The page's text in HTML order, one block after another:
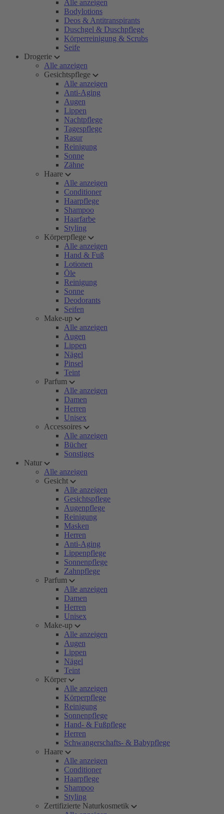
Alle anzeigen
Bodylotions
Deos & Antitranspirants
Duschgel & Duschpflege
Körperreinigung & Scrubs
Seife
Drogerie
Alle anzeigen
Gesichtspflege
Alle anzeigen
Anti-Aging
Augen
Lippen
Nachtpflege
Tagespflege
Rasur
Reinigung
Sonne
Zähne
Haare
Alle anzeigen
Conditioner
Haarpflege
Shampoo
Haarfarbe
Styling
Körperpflege
Alle anzeigen
Hand & Fuß
Lotionen
Öle
Reinigung
Sonne
Deodorants
Seifen
Make-up
Alle anzeigen
Augen
Lippen
Nägel
Pinsel
Teint
Parfum
Alle anzeigen
Damen
Herren
Unisex
Accessoires
Alle anzeigen
Bücher
Sonstiges
Natur
Alle anzeigen
Gesicht
Alle anzeigen
Gesichtspflege
Augenpflege
Reinigung
Masken
Herren
Anti-Aging
Lippenpflege
Sonnenpflege
Zahnpflege
Parfum
Alle anzeigen
Damen
Herren
Unisex
Make-up
Alle anzeigen
Augen
Lippen
Nägel
Teint
Körper
Alle anzeigen
Körperpflege
Reinigung
Sonnenpflege
Hand- & Fußpflege
Herren
Schwangerschafts- & Babypflege
Haare
Alle anzeigen
Conditioner
Haarpflege
Shampoo
Styling
Zertifizierte Naturkosmetik